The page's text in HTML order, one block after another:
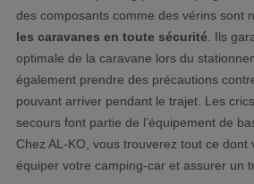
des composants comme des vérins sont
les caravanes en toute sécurité . Ils
optimale de la caravane lors du
également prendre des précautions
pouvant arriver pendant le trajet. Les
secours font partie de l’équipement de
Chez AL-KO, vous trouverez tout ce dont
équiper votre camping-car et assurer un